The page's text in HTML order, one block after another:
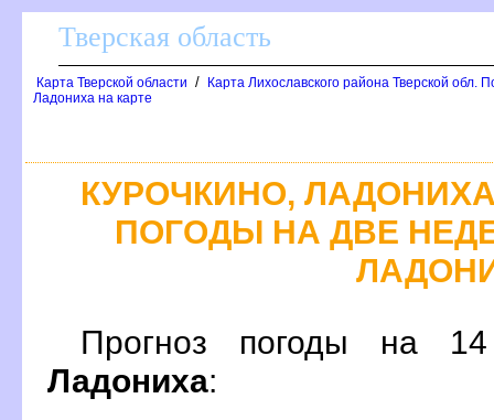
Тверская область
Карта Тверской области /
Карта Лихославского района Тверской обл.
Ладониха на карте
КУРОЧКИНО,
ПОГОДЫ НА ДВЕ
Прогноз погоды на
Ладониха: